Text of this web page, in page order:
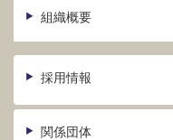
組織概要
採用情報
関係団体